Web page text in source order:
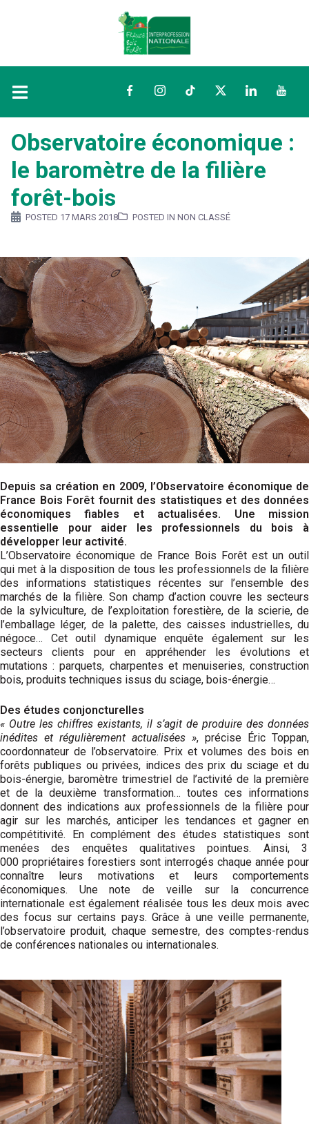
FacebookInstagramTikTokTwitterLinkedIn
Observatoire économique :
le baromètre de la filière
forêt-bois
POSTED 17 MARS 2018 POSTED IN NON CLASSÉ
Depuis sa création en 2009, l’Observatoire économique de
France Bois Forêt fournit des statistiques et des données
économiques fiables et actualisées. Une mission
essentielle pour aider les professionnels du bois à
développer leur activité.
L’Observatoire économique de France Bois Forêt est un outil
qui met à la disposition de tous les professionnels de la filière
des informations statistiques récentes sur l’ensemble des
marchés de la filière. Son champ d’action couvre les secteurs
de la sylviculture, de l’exploitation forestière, de la scierie, de
l’emballage léger, de la palette, des caisses industrielles, du
négoce… Cet outil dynamique enquête également sur les
secteurs clients pour en appréhender les évolutions et
mutations : parquets, charpentes et menuiseries, construction
bois, produits techniques issus du sciage, bois-énergie…
Des études conjoncturelles
« Outre les chiffres existants, il s’agit de produire des données
inédites et régulièrement actualisées », précise Éric Toppan,
coordonnateur de l’observatoire. Prix et volumes des bois en
forêts publiques ou privées, indices des prix du sciage et du
bois-énergie, baromètre trimestriel de l’activité de la première
et de la deuxième transformation… toutes ces informations
donnent des indications aux professionnels de la filière pour
agir sur les marchés, anticiper les tendances et gagner en
compétitivité. En complément des études statistiques sont
menées des enquêtes qualitatives pointues. Ainsi, 3
000 propriétaires forestiers sont interrogés chaque année pour
connaître leurs motivations et leurs comportements
économiques. Une note de veille sur la concurrence
internationale est également réalisée tous les deux mois avec
des focus sur certains pays. Grâce à une veille permanente,
l’observatoire produit, chaque semestre, des comptes-rendus
de conférences nationales ou inter­nationales.